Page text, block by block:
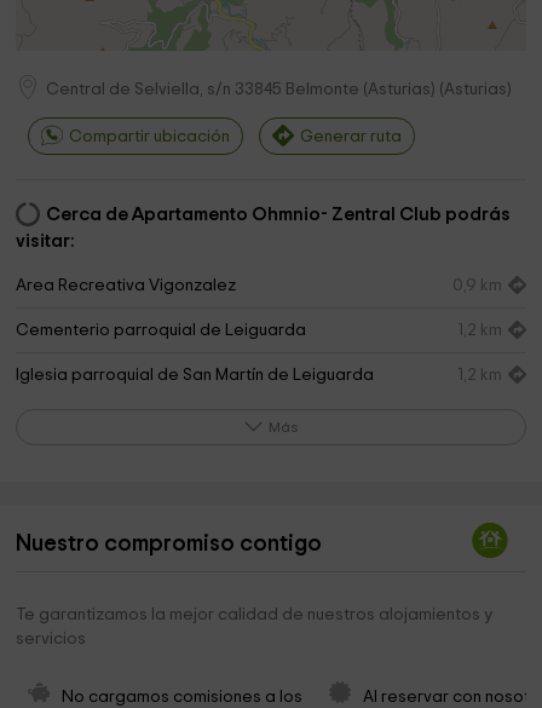
Central de Selviella, s/n 33845 Belmonte (Asturias) (Asturias)
Compartir ubicación Generar ruta
Cerca de Apartamento Ohmnio- Zentral Club podrás
visitar:
Area Recreativa Vigonzalez 0,9 km
Cementerio parroquial de Leiguarda 1,2 km
Iglesia parroquial de San Martín de Leiguarda 1,2 km
Cementerio parroquial de Belmonte
Parroquia de San Julián de Belmonte 3,9 km
Oficina de Turismo de Belmonte
Aula del Oro Biblioteca
Más
Nuestro compromiso contigo
Te garantizamos la mejor calidad de nuestros alojamientos y
servicios
No cargamos comisiones a los
Al reservar con